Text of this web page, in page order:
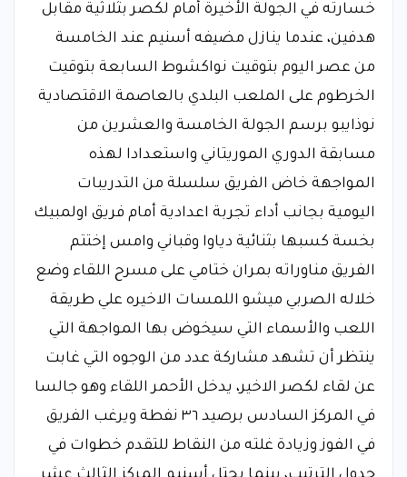
خسارته في الجولة الأخيرة أمام لكصر بثلاثية مقابل
هدفين، عندما ينازل مضيفه أسنيم عند الخامسة
من عصر اليوم بتوقيت نواكشوط السابعة بتوقيت
الخرطوم على الملعب البلدي بالعاصمة الاقتصادية
نوذايبو برسم الجولة الخامسة والعشرين من
مسابقة الدوري الموريتاني واستعدادا لهذه
المواجهة خاض الفريق سلسلة من التدريبات
اليومية بجانب أداء تجربة اعدادية أمام فريق اولمبيك
بخسة كسبها بثنائية دياوا وقباني وامس إختتم
الفريق مناوراته بمران ختامي على مسرح اللقاء وضع
خلاله الصربي ميشو اللمسات الاخيره علي طريقة
اللعب والأسماء التي سيخوض بها المواجهة التي
ينتظر أن تشهد مشاركة عدد من الوجوه التي غابت
عن لقاء لكصر الاخير، يدخل الأحمر اللقاء وهو جالسا
في المركز السادس برصيد ٣٦ نفطة ويرغب الفريق
في الفوز وزيادة غلته من النقاط للتقدم خطوات في